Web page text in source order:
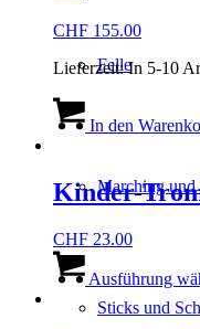
Felle
Marching und
Sticks und
CHF 155.00
Lieferzeit:In 5-10
In den
Kinder-
CHF 23.00
Ausführung